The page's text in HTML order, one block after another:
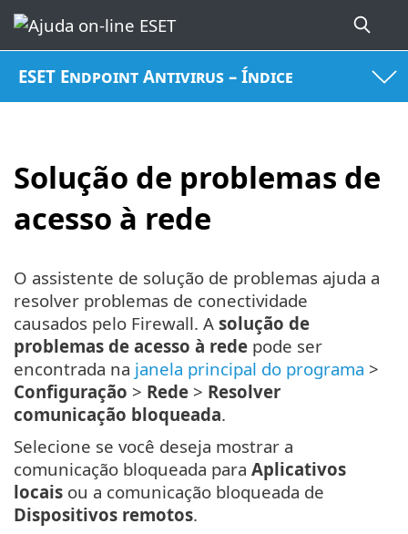
ESET Endpoint Antivirus – Índice
Solução de problemas de
acesso à rede
O assistente de solução de problemas ajuda a
resolver problemas de conectividade
causados pelo Firewall. A solução de
problemas de acesso à rede pode ser
encontrada na janela principal do programa >
Configuração > Rede > Resolver
comunicação bloqueada.
Selecione se você deseja mostrar a
comunicação bloqueada para Aplicativos
locais ou a comunicação bloqueada de
Dispositivos remotos.